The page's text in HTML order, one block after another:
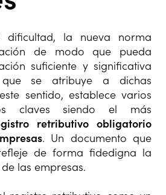
dificultad, la nueva norma
de modo que pueda
suficiente y significativa
se atribuye a dichas
sentido, establece varios
claves siendo el más
retributivo obligatorio
. Un documento que
de forma fidedigna la
las empresas.